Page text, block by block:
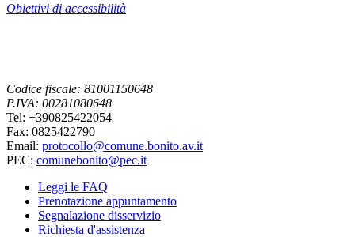
Obiettivi di accessibilità
Codice fiscale: 81001150648
P.IVA: 00281080648
Tel: +390825422054
Fax: 0825422790
Email: protocollo@comune.bonito.av.it
PEC: comunebonito@pec.it
Leggi le FAQ
Prenotazione appuntamento
Segnalazione disservizio
Richiesta d'assistenza